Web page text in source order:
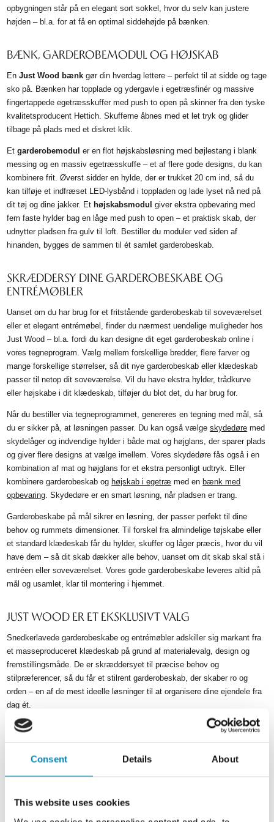
Consent Details About
This website uses cookies
opbygningen står på en elegant sort sokkel, hvor du selv kan justere
højden – bl.a. for at få en optimal siddehøjde på bænken.
BÆNK, GARDEROBEMODUL OG HØJSKAB
EnJust Wood bænk gør din hverdag lettere – perfekt til at sidde og tage
sko på. Bænken har topplade og ydergavle i egetræsfinér og massive
fingertappede egetræsskuffer med push to open på skinner fra den tyske
kvalitetsproducent Hettich. Skufferne åbnes med et let tryk og glider
tilbage på plads med et diskret klik.
Etgarderobemodul er en flot højskabsløsning med bøjlestang i blank
messing og en massiv egetræsskuffe – et af flere gode designs, du kan
kombinere frit. Øverst sidder en hylde, der er trukket 20 cm ind, så du
kan tilføje et indfræset LED-lysbånd i toppladen og lade lyset nå ned på
dit tøj og dine jakker. Et højskabsmodul giver ekstra opbevaring med
fem faste hylder bag en låge med push to open – et praktisk skab, der
udnytter pladsen fra gulv til loft. Bestiller du moduler ved siden af
hinanden, bygges de sammen til ét samlet garderobeskab.
SKRÆDDERSY DINE GARDEROBESKABE OG
ENTRÉMØBLER
Uanset om du har brug for et fritstående garderobeskab til soveværelset
eller et elegant entrémøbel, finder du nærmest uendelige muligheder hos
Just Wood – bl.a. fordi du kan designe dit eget garderobeskab online i
vores tegneprogram. Vælg mellem forskellige bredder, flere farver og
mange forskellige størrelser, så dit nye garderobeskab eller klædeskab
passer til netop dit soveværelse. Vil du have ekstra hylder, trådkurve
eller højskabe i dit klædeskab, tilføjer du blot det, du har brug for.
Når du bestiller via tegneprogrammet, genereres en tegning med mål, så
du er sikker på, at løsningen passer. Du kan også vælgeskydedøre med
skydelåger og indvendige hylder i både mat og højglans, der sparer plads
og giver flere designs at vælge imellem. Vores skydedøre fås også i en
kombination af mat og højglans for et ekstra personligt udtryk. Eller
kombinere garderobeskab og højskab i egetræ med en bænk med
opbevaring. Skydedøre er en smart løsning, når pladsen er trang.
Garderobeskabe på mål sikrer en løsning, der passer perfekt til dine
behov og rummets dimensioner. Til forskel fra almindelige tøjskabe eller
et standard klædeskab får du hylder, skuffer og låger præcis, hvor du vil
have dem – så dit skab dækker alle behov, uanset om dit skab skal stå i
entréen eller soveværelset. Vores gode garderobeskabe leveres altid på
mål og usamlet, klar til montering i hjemmet.
JUST WOOD ER ET EKSKLUSIVT VALG
Snedkerlavede garderobeskabe og entrémøbler adskiller sig markant fra
et masseproduceret klædeskab på grund af materialevalg, design og
fremstillingsmåde. De er skræddersyet til præcise behov og
stilpræferencer, så du får et stilrent garderobeskab, der skaber ro og
orden – en af de mest ideelle løsninger til at organisere dine ejendele fra
dag ét.
Vores snedker-garderobeskabe og entrémøbler er fremstillet i Danmark af
er det ideelle valg, hvis du ønsker eksklusivt design og håndværk i
Hos Just Wood er vi specialister i at skabe skræddersyede løsninger til